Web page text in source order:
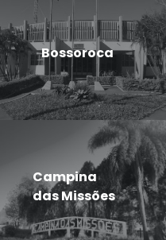
Bossoroca
Campina
das Missões